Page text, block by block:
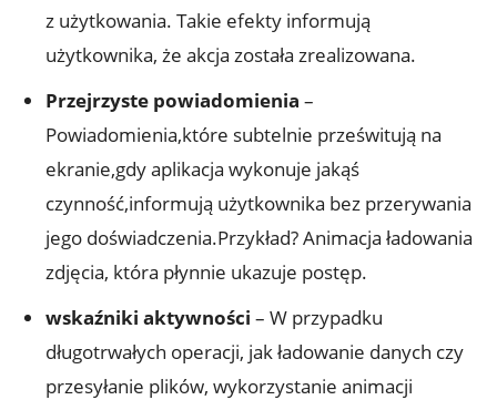
z użytkowania. Takie efekty informują
użytkownika, że akcja została zrealizowana.
Przejrzyste powiadomienia –
Powiadomienia,które subtelnie prześwitują na
ekranie,gdy aplikacja wykonuje jakąś
czynność,informują użytkownika bez przerywania
jego doświadczenia.Przykład? Animacja ładowania
zdjęcia, która płynnie ukazuje postęp.
wskaźniki aktywności – W przypadku
długotrwałych operacji, jak ładowanie danych czy
przesyłanie plików, wykorzystanie animacji